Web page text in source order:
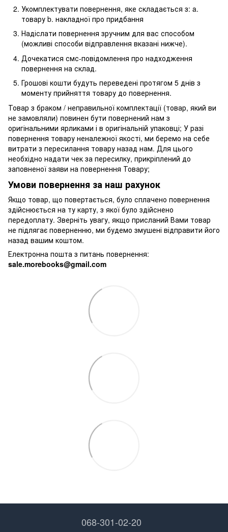
Укомплектувати повернення, яке складається з: a.
товару b. накладної про придбання
Надіслати повернення зручним для вас способом
(можливі способи відправлення вказані нижче).
Дочекатися смс-повідомлення про надходження
повернення на склад.
Грошові кошти будуть переведені протягом 5 днів з
моменту прийняття товару до повернення.
Товар з браком / неправильної комплектації (товар, який ви
не замовляли) повинен бути повернений нам з
оригінальними ярликами і в оригінальній упаковці; У разі
повернення товару неналежної якості, ми беремо на себе
витрати з пересилання товару назад нам. Для цього
необхідно надати чек за пересилку, прикріплений до
заповненої заяви на повернення Товару;
Умови повернення за наш рахунок
Якщо товар, що повертається, було сплачено повернення
здійснюється на ту карту, з якої було здійснено
передоплату. Зверніть увагу, якщо присланий Вами товар
не підлягає поверненню, ми будемо змушені відправити його
назад вашим коштом.
Електронна пошта з питань повернення:
sale.morebooks@gmail.com
068-301-02-20